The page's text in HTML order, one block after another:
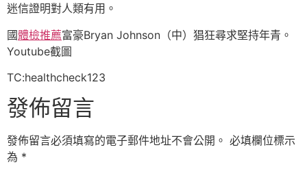
迷信證明對人類有用。
國體檢推薦富豪Bryan Johnson（中）猖狂尋求堅持年青。
Youtube截圖
TC:healthcheck123
發佈留言
發佈留言必須填寫的電子郵件地址不會公開。 必填欄位標示
為 *